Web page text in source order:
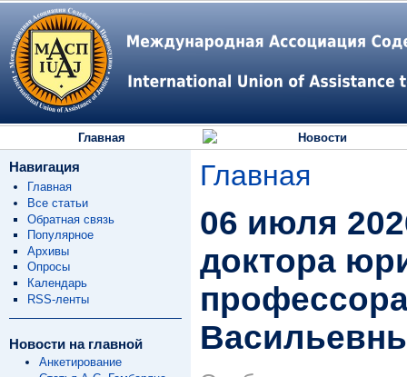
Главная Новости
Навигация
Главная
Все статьи
Обратная связь
Популярное
Архивы
Опросы
Календарь
RSS-ленты
Новости на главной
Анкетирование
Главная
06 июля
доктора